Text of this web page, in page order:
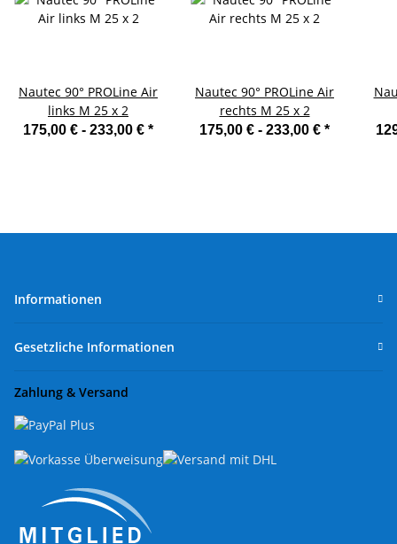
Nautec 90° PROLine Air
links M 25 x 2
175,00 € - 233,00 € *
Nautec 90° PROLine Air
rechts M 25 x 2
175,00 € - 233,00 € *
Informationen
Gesetzliche Informationen
Zahlung & Versand